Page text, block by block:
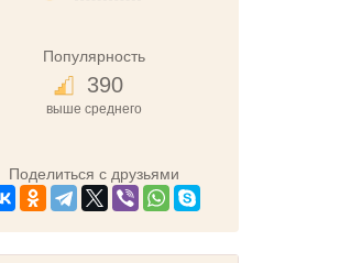
Популярность
390
выше среднего
Поделиться с друзьями